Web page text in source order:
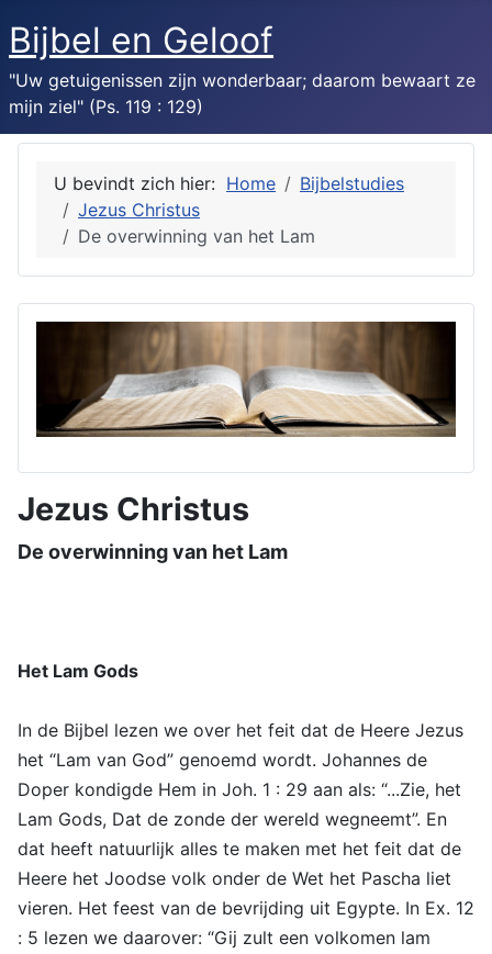
Bijbel en Geloof
"Uw getuigenissen zijn wonderbaar; daarom bewaart ze
mijn ziel" (Ps. 119 : 129)
U bevindt zich hier: Home
Bijbelstudies
Jezus Christus
De overwinning van het Lam
Jezus Christus
De overwinning van het Lam
Het Lam Gods
In de Bijbel lezen we over het feit dat de Heere Jezus
het “Lam van God” genoemd wordt. Johannes de
Doper kondigde Hem in Joh. 1 : 29 aan als: “...Zie, het
Lam Gods, Dat de zonde der wereld wegneemt”. En
dat heeft natuurlijk alles te maken met het feit dat de
Heere het Joodse volk onder de Wet het Pascha liet
vieren. Het feest van de bevrijding uit Egypte. In Ex. 12
: 5 lezen we daarover: “Gij zult een volkomen lam